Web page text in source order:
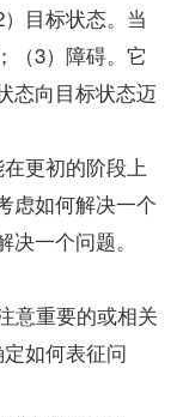
目标状态。当
（3）障碍。它
态向目标状态迈
更初的阶段上
虑如何解决一个
一个问题。
重要的或相关
如何表征问